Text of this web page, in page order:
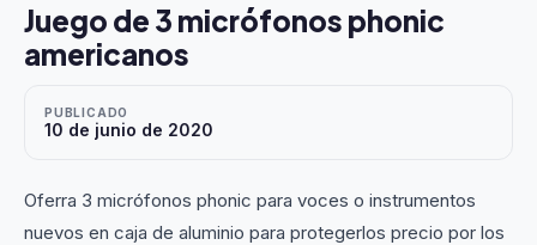
Juego de 3 micrófonos phonic
americanos
PUBLICADO
10 de junio de 2020
Oferra 3 micrófonos phonic para voces o instrumentos
nuevos en caja de aluminio para protegerlos precio por los